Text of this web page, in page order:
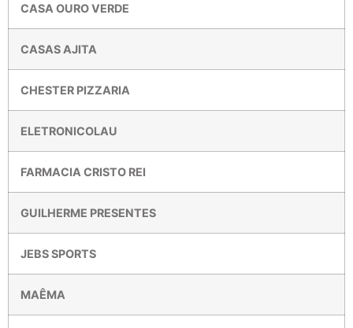
CASA OURO VERDE
CASAS AJITA
CHESTER PIZZARIA
ELETRONICOLAU
FARMACIA CRISTO REI
GUILHERME PRESENTES
JEBS SPORTS
MAÊMA